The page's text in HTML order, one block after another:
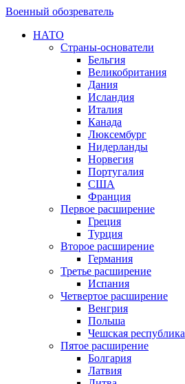
Военный обозреватель
НАТО
Страны-основатели
Бельгия
Великобритания
Дания
Исландия
Италия
Канада
Люксембург
Нидерланды
Норвегия
Португалия
США
Франция
Первое расширение
Греция
Турция
Второе расширение
Германия
Третье расширение
Испания
Четвертое расширение
Венгрия
Польша
Чешская республика
Пятое расширение
Болгария
Латвия